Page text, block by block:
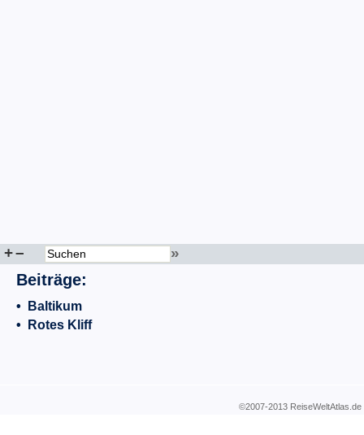
+– »
Beiträge:
•
Baltikum
•
Rotes Kliff
©2007-2013